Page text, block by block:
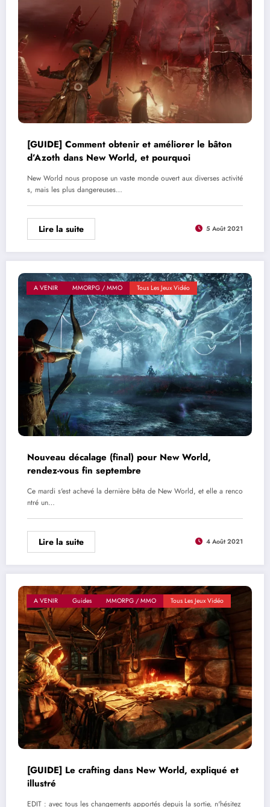
[GUIDE] Comment obtenir et améliorer le bâton
d’Azoth dans New World, et pourquoi
New World nous propose un vaste monde ouvert aux diverses activité
s, mais les plus dangereuses…
Lire la suite 5 Août 2021
A VENIR MMORPG / MMO Tous Les Jeux Vidéo
Nouveau décalage (final) pour New World,
rendez-vous fin septembre
Ce mardi s'est achevé la dernière bêta de New World, et elle a renco
ntré un…
Lire la suite 4 Août 2021
A VENIR Guides MMORPG / MMO Tous Les Jeux Vidéo
[GUIDE] Le crafting dans New World, expliqué et
illustré
EDIT : avec tous les changements apportés depuis la sortie, n'hésitez